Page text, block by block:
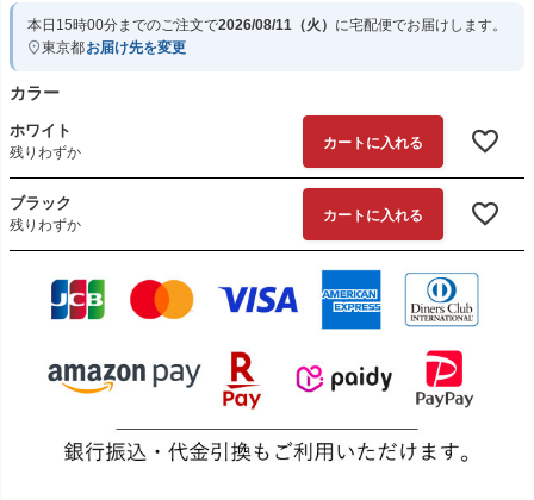
本日 15時00分までのご注文で2026/08/11（火） に宅配便でお届けします。
東京都お届け先を変更
カラー
ホワイト
残りわずか
カートに入れる
ブラック
残りわずか
カートに入れる